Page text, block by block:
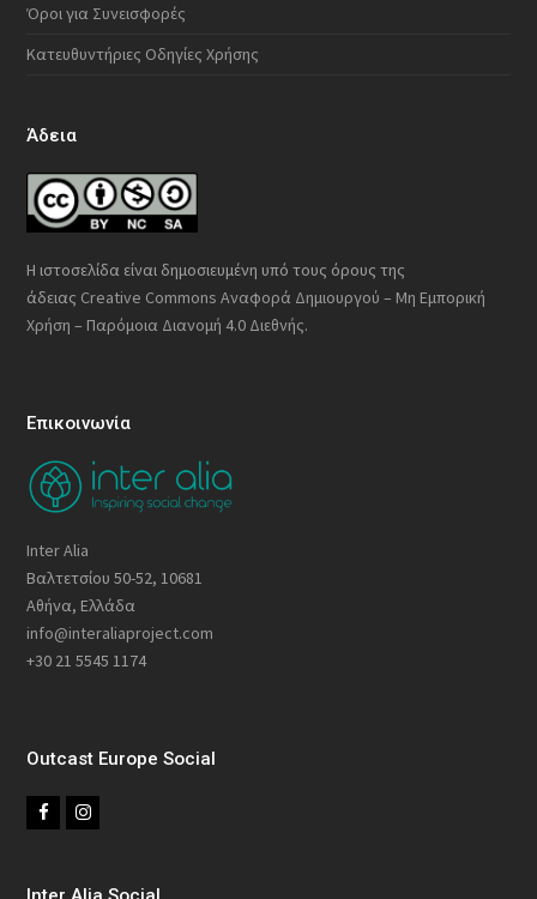
Όροι για Συνεισφορές
Κατευθυντήριες Οδηγίες Χρήσης
Άδεια
Η ιστοσελίδα είναι δημοσιευμένη υπό τους όρους της
άδειας Creative Commons Αναφορά Δημιουργού – Μη Εμπορική
Χρήση – Παρόμοια Διανομή 4.0 Διεθνής.
Επικοινωνία
Inter Alia
Βαλτετσίου 50-52, 10681
Αθήνα, Ελλάδα
info@interaliaproject.com
+30 21 5545 1174
Outcast Europe Social
F
I